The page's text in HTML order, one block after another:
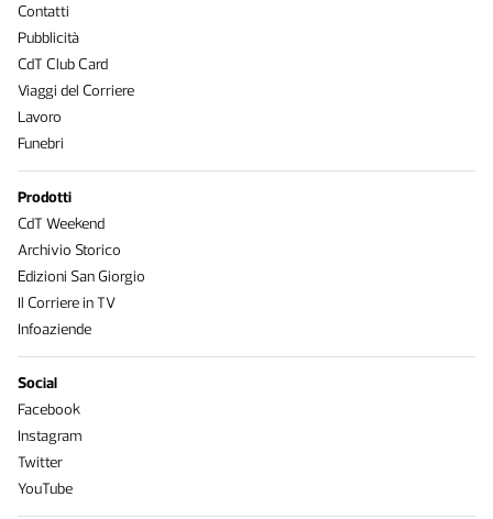
Contatti
Pubblicità
CdT Club Card
Viaggi del Corriere
Lavoro
Funebri
Prodotti
CdT Weekend
Archivio Storico
Edizioni San Giorgio
Il Corriere in TV
Infoaziende
Social
Facebook
Instagram
Twitter
YouTube